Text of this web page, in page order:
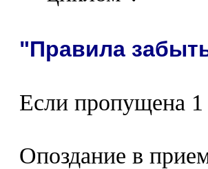
"Правила
Если пропущена 1
Опоздание в